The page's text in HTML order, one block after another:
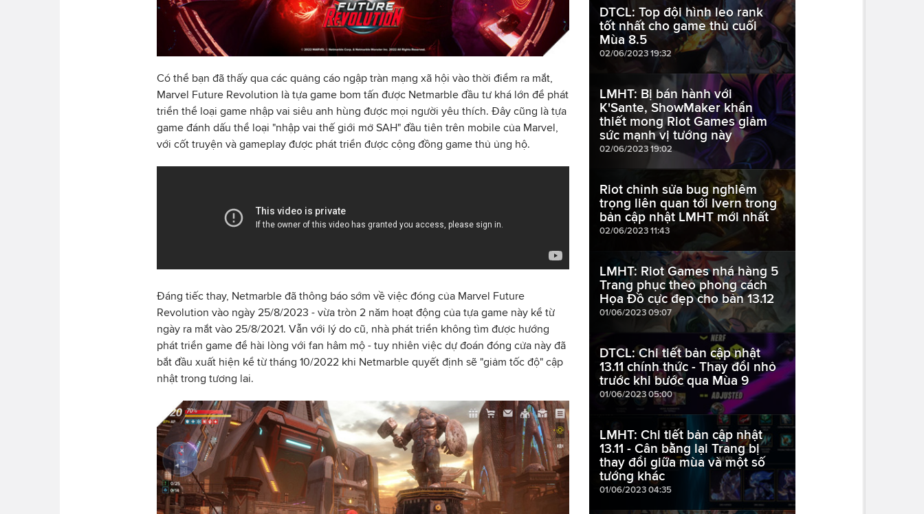
Có thể bạn đã thấy qua các quảng cáo ngập tràn mạng xã hội vào thời điểm ra mắt,
Marvel Future Revolution là tựa game bom tấn được Netmarble đầu tư khá lớn để phát
triển thể loại game nhập vai siêu anh hùng được mọi người yêu thích. Đây cũng là tựa
game đánh dấu thể loại "nhập vai thế giới mở SAH" đầu tiên trên mobile của Marvel,
với cốt truyện và gameplay được phát triển được cộng đồng game thủ ủng hộ.
Đáng tiếc thay, Netmarble đã thông báo sớm về việc đóng của Marvel Future
Revolution vào ngày 25/8/2023 - vừa tròn 2 năm hoạt động của tựa game này kể từ
ngày ra mắt vào 25/8/2021. Vẫn với lý do cũ, nhà phát triển không tìm được hướng
phát triển game để hài lòng với fan hâm mộ - tuy nhiên việc dự đoán đóng cửa này đã
bắt đầu xuất hiện kể từ tháng 10/2022 khi Netmarble quyết định sẽ "giảm tốc độ" cập
nhật trong tương lai.
DTCL: Top đội hình leo rank
tốt nhất cho game thủ cuối
Mùa 8.5
02/06/2023 19:32
LMHT: Bị bán hành với
K'Sante, ShowMaker khẩn
thiết mong Riot Games giảm
sức mạnh vị tướng này
02/06/2023 19:02
Riot chỉnh sửa bug nghiêm
trọng liên quan tới Ivern trong
bản cập nhật LMHT mới nhất
02/06/2023 11:43
LMHT: Riot Games nhá hàng 5
Trang phục theo phong cách
Họa Đồ cực đẹp cho bản 13.12
01/06/2023 09:07
DTCL: Chi tiết bản cập nhật
13.11 chính thức - Thay đổi nhỏ
trước khi bước qua Mùa 9
01/06/2023 05:00
LMHT: Chi tiết bản cập nhật
13.11 - Cân bằng lại Trang bị
thay đổi giữa mùa và một số
tướng khác
01/06/2023 04:35